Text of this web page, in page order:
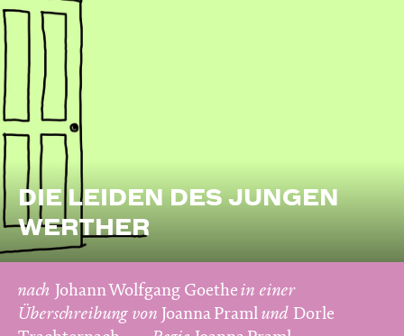
DIE LEIDEN DES JUNGEN
WERTHER
nach Johann Wolfgang Goethe in einer
Überschreibung von Joanna Praml und Dorle